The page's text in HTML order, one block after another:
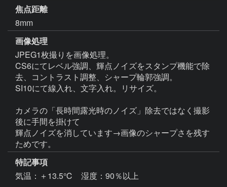
焦点距離
8mm
画像処理
JPEG1枚撮りを画像処理。
CS6にてレベル強調、輝点ノイズをスタンプ機能で除
去、コントラスト調整、シャープ輪郭強調。
SI10にて線入れ、文字入れ。リサイズ。
カメラの「長時間露光時のノイズ」除去ではなく撮影
後に手間を掛けて
輝点ノイズを消しています→画像のシャープさを残す
ためです。
特記事項
気温：＋13.5℃　湿度：90％以上